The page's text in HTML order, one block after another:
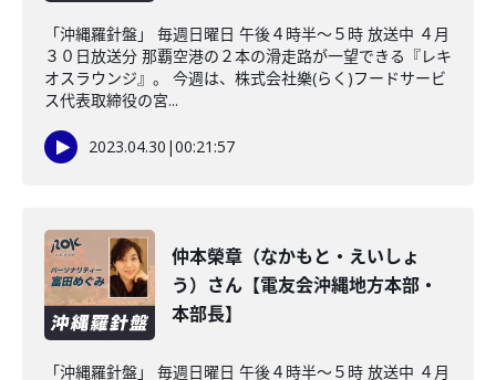
「沖縄羅針盤」 毎週日曜日 午後４時半～５時 放送中 ４月
３０日放送分 那覇空港の２本の滑走路が一望できる『レキ
オスラウンジ』。 今週は、株式会社樂(らく)フードサービ
ス代表取締役の宮...
2023.04.30 |00:21:57
仲本榮章（なかもと・えいしょ
う）さん【電友会沖縄地方本部・
本部長】
「沖縄羅針盤」 毎週日曜日 午後４時半～５時 放送中 ４月